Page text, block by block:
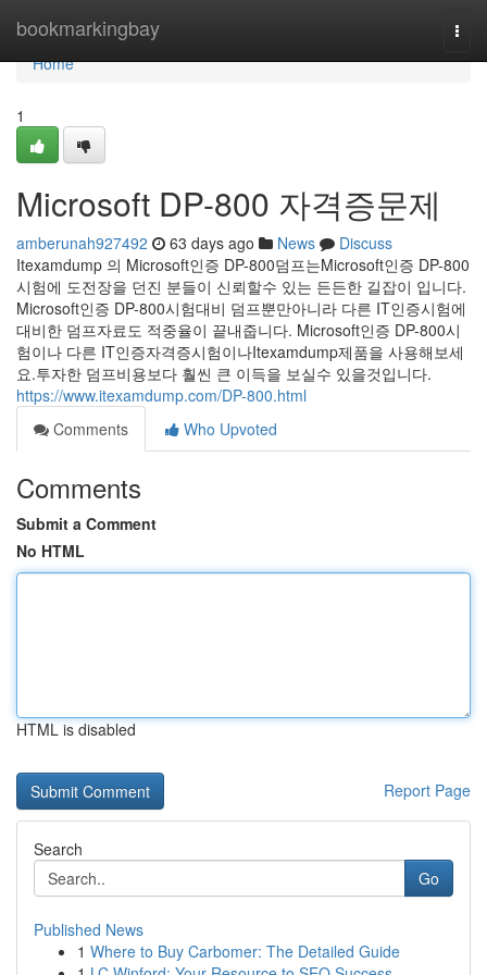
bookmarkingbay
Home
Home
1
Microsoft DP-800 자격증문제
amberunah927492 63 days ago News
Discuss
Itexamdump 의 Microsoft인증 DP-800덤프는Microsoft인증 DP-800
시험에 도전장을 던진 분들이 신뢰할수 있는 든든한 길잡이 입니다.
Microsoft인증 DP-800시험대비 덤프뿐만아니라 다른 IT인증시험에
대비한 덤프자료도 적중율이 끝내줍니다. Microsoft인증 DP-800시
험이나 다른 IT인증자격증시험이나Itexamdump제품을 사용해보세
요.투자한 덤프비용보다 훨씬 큰 이득을 보실수 있을것입니다.
https://www.itexamdump.com/DP-800.html
Comments
Who Upvoted
Comments
Submit a Comment
No HTML
HTML is disabled
Report Page
Search
Go
Published News
1 Where to Buy Carbomer: The Detailed Guide